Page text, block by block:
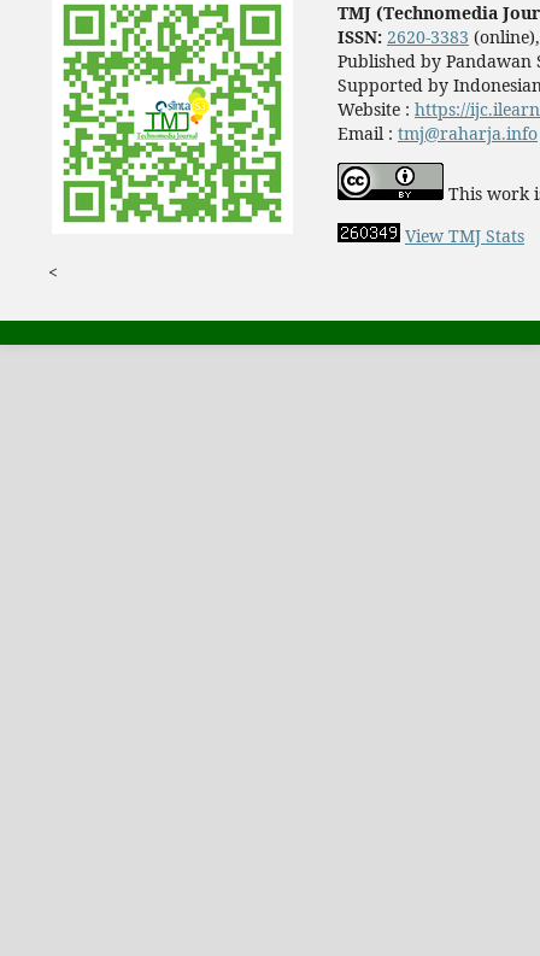
TMJ (Technomedia
ISSN: 2620-3383
Published by Pandawan
Supported by
Website : https://
Email : tmj@raharja.info
This work
View TMJ Stats
<